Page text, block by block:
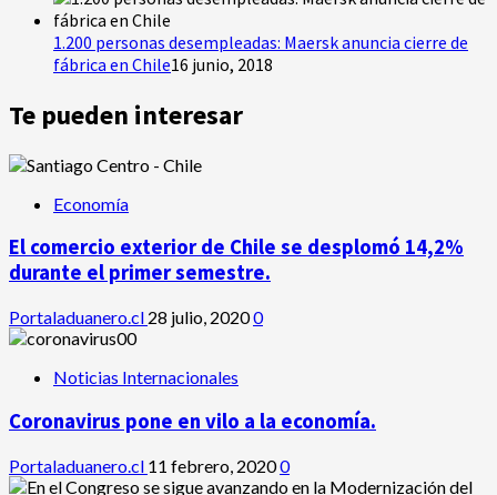
1.200 personas desempleadas: Maersk anuncia cierre de
fábrica en Chile16 junio, 2018
Te pueden interesar
Economía
El comercio exterior de Chile se desplomó 14,2%
durante el primer semestre.
Portaladuanero.cl 28 julio, 20200
Noticias Internacionales
Coronavirus pone en vilo a la economía.
Portaladuanero.cl 11 febrero, 20200